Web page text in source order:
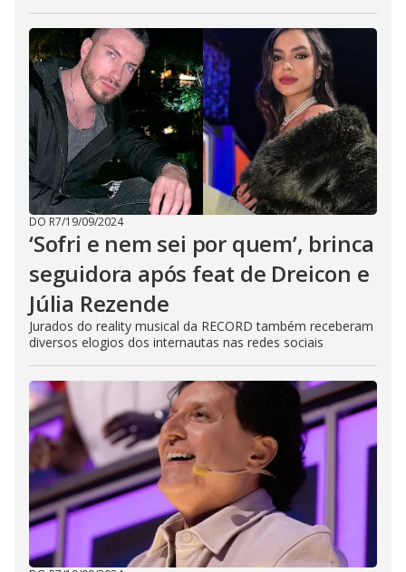
DO R7/19/09/2024
‘Sofri e nem sei por quem’, brinca
seguidora após feat de Dreicon e
Júlia Rezende
Jurados do reality musical da RECORD também receberam
diversos elogios dos internautas nas redes sociais